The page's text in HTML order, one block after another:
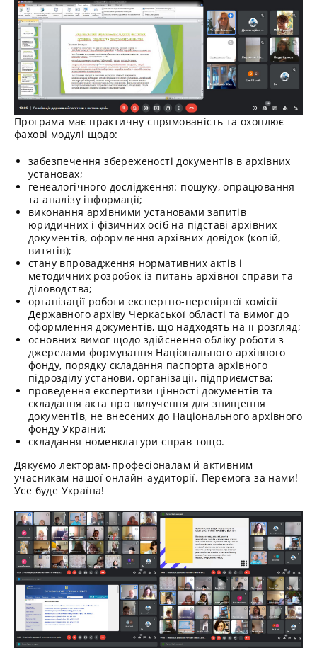
Програма має практичну спрямованість та охоплює
фахові модулі щодо:
забезпечення збереженості документів в архівних
установах;
генеалогічного дослідження: пошуку, опрацювання
та аналізу інформації;
виконання архівними установами запитів
юридичних і фізичних осіб на підставі архівних
документів, оформлення архівних довідок (копій,
витягів);
стану впровадження нормативних актів і
методичних розробок із питань архівної справи та
діловодства;
організації роботи експертно-перевірної комісії
Державного архіву Черкаської області та вимог до
оформлення документів, що надходять на її розгляд;
основних вимог щодо здійснення обліку роботи з
джерелами формування Національного архівного
фонду, порядку складання паспорта архівного
підрозділу установи, організації, підприємства;
проведення експертизи цінності документів та
складання акта про вилучення для знищення
документів, не внесених до Національного архівного
фонду України;
складання номенклатури справ тощо.
Дякуємо лекторам-професіоналам й активним
учасникам нашої онлайн-аудиторії. Перемога за нами!
Усе буде Україна!